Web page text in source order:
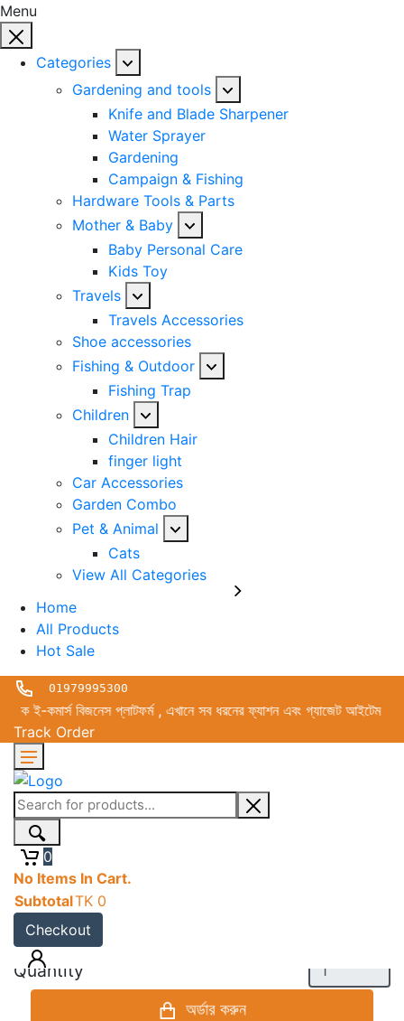
Menu
Categories
Gardening and tools
Knife and Blade Sharpener
Water Sprayer
Gardening
Campaign & Fishing
Hardware Tools & Parts
Mother & Baby
Baby Personal Care
Kids Toy
Travels
Travels Accessories
Shoe accessories
Fishing & Outdoor
Fishing Trap
Children
Children Hair
finger light
Car Accessories
Garden Combo
Pet & Animal
Cats
View All Categories
Home
All Products
Hot Sale
01979995300
বিজনেস প্লাটফর্ম , এখানে সব ধরনের ফ্যাশন এবং গ্যাজেট আইটেম
Track Order
0
No Items In Cart.
SubtotalTK 0
Checkout
Fridge Stand
Product Code:BD128
Availability: In Stock
Price:TK1,290
Quantity
অর্ডার করুন